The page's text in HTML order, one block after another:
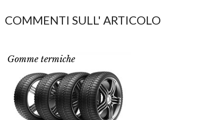
COMMENTI SULL' ARTICOLO
Gomme termiche